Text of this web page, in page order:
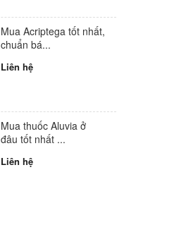
Mua Acriptega tốt nhất,
chuẩn bá...
Liên hệ
Mua thuốc Aluvia ở
đâu tốt nhất ...
Liên hệ